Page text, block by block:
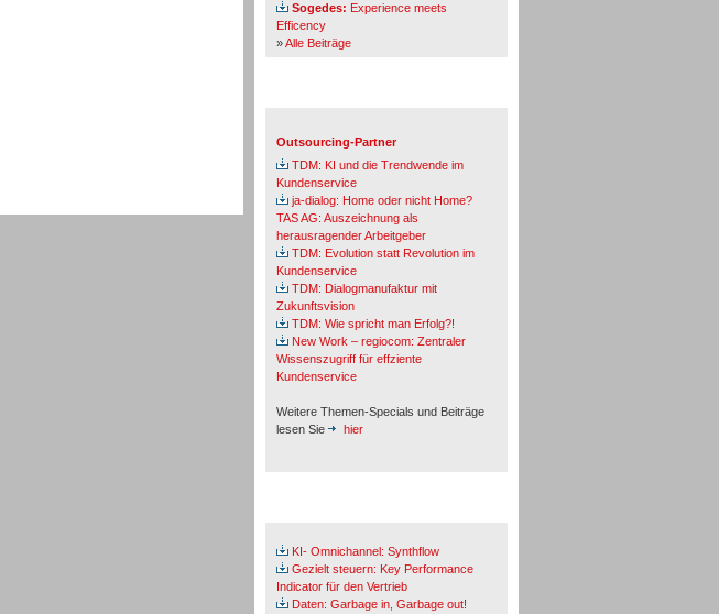
Sogedes: Experience meets
Efficency
»Alle Beiträge
Outsourcing-Partner
TDM: KI und die Trendwende im
Kundenservice
ja-dialog: Home oder nicht Home?
TAS AG: Auszeichnung als
herausragender Arbeitgeber
TDM: Evolution statt Revolution im
Kundenservice
TDM: Dialogmanufaktur mit
Zukunftsvision
TDM: Wie spricht man Erfolg?!
New Work – regiocom: Zentraler
Wissenszugriff für effziente
Kundenservice
Weitere Themen-Specials und Beiträge
lesen Sie
hier
KI- Omnichannel: Synthflow
Gezielt steuern: Key Performance
Indicator für den Vertrieb
Daten: Garbage in, Garbage out!